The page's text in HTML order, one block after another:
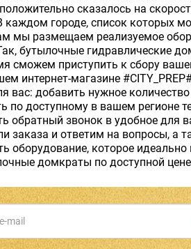
сказалось на
городе, список которых
мы размещаем реализуемое
бутылочные гидравлические
сможем приступить к сбору
интернет-магазине
добавить нужное
по доступному в вашем регионе
обратный звонок в удобное для
заказа и ответим на вопросы, а
оборудование, которое
домкраты по доступной